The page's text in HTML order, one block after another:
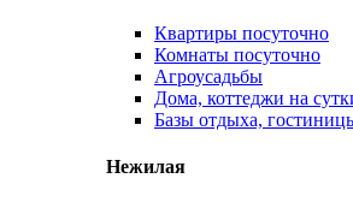
Квартиры посуточно
Комнаты посуточно
Агроусадьбы
Дома, коттеджи на
Базы отдыха,
Нежилая